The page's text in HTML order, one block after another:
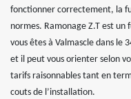
fonctionner correctement, la
normes. Ramonage Z.T est un
vous êtes à Valmascle dans le
et il peut vous orienter selon
tarifs raisonnables tant en
couts de l’installation.